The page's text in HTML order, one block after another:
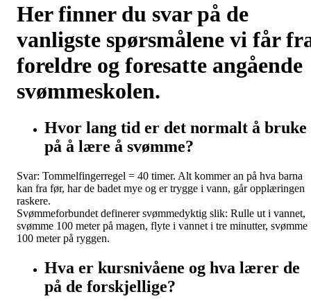
Her finner du svar på de
vanligste spørsmålene vi får
foreldre og foresatte angående
svømmeskolen.
Hvor lang tid er det normalt å bruke
på å lære å svømme?
Svar: Tommelfingerregel = 40 timer. Alt kommer an på hva barna
kan fra før, har de badet mye og er trygge i vann, går opplæringen
raskere.
Svømmeforbundet definerer svømmedyktig slik: Rulle ut i vannet,
svømme 100 meter på magen, flyte i vannet i tre minutter, svømme
100 meter på ryggen.
Hva er kursnivåene og hva lærer de
på de forskjellige?